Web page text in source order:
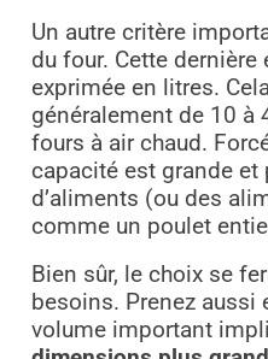
Un autre critère
du four. Cette
exprimée en litres.
généralement de 10 à
fours à air chaud.
capacité est grande et
d’aliments (ou des
comme un poulet
Bien sûr, le choix se
besoins. Prenez aussi
volume important